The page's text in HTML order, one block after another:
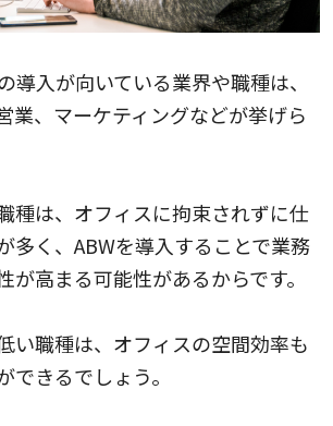
導入が向いている業界や職種は、
業、マーケティングなどが挙げら
種は、オフィスに拘束されずに仕
多く、ABWを導入することで業務
が高まる可能性があるからです。
い職種は、オフィスの空間効率も
できるでしょう。